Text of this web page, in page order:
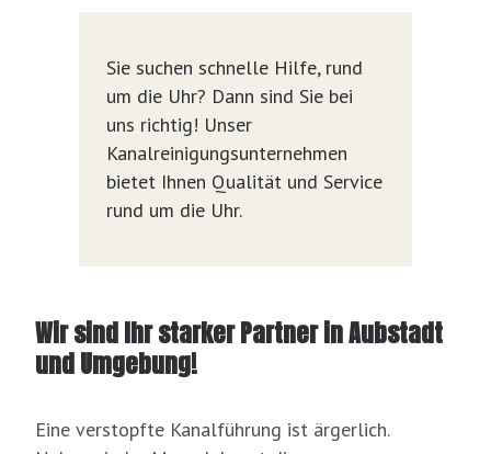
Sie suchen schnelle Hilfe, rund
um die Uhr? Dann sind Sie bei
uns richtig! Unser
Kanalreinigungsunternehmen
bietet Ihnen Qualität und Service
rund um die Uhr.
Wir sind Ihr starker Partner in Aubstadt
und Umgebung!
Eine verstopfte Kanalführung ist ärgerlich.